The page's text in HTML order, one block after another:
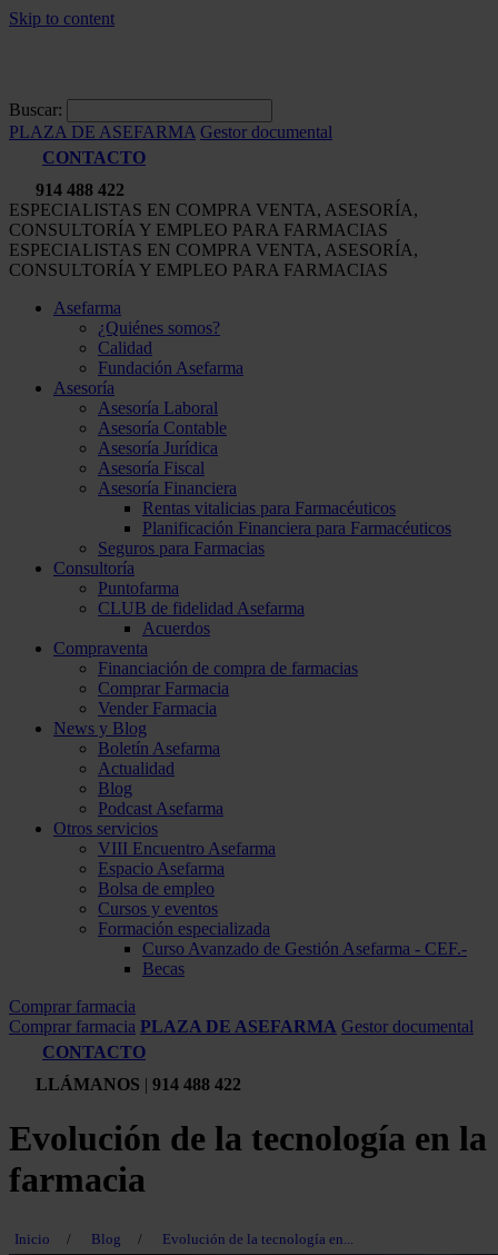
Skip to content
Buscar:
PLAZA DE ASEFARMA Gestor documental
CONTACTO
914 488 422
ESPECIALISTAS EN COMPRA VENTA, ASESORÍA,
CONSULTORÍA Y EMPLEO PARA FARMACIAS
ESPECIALISTAS EN COMPRA VENTA, ASESORÍA,
CONSULTORÍA Y EMPLEO PARA FARMACIAS
Asefarma
¿Quiénes somos?
Calidad
Fundación Asefarma
Asesoría
Asesoría Laboral
Asesoría Contable
Asesoría Jurídica
Asesoría Fiscal
Asesoría Financiera
Rentas vitalicias para Farmacéuticos
Planificación Financiera para Farmacéuticos
Seguros para Farmacias
Consultoría
Puntofarma
CLUB de fidelidad Asefarma
Acuerdos
Compraventa
Financiación de compra de farmacias
Comprar Farmacia
Vender Farmacia
News y Blog
Boletín Asefarma
Actualidad
Blog
Podcast Asefarma
Otros servicios
VIII Encuentro Asefarma
Espacio Asefarma
Bolsa de empleo
Cursos y eventos
Formación especializada
Curso Avanzado de Gestión Asefarma - CEF.-
Becas
Comprar farmacia
Comprar farmacia PLAZA DE ASEFARMA Gestor documental
CONTACTO
LLÁMANOS | 914 488 422
Evolución de la tecnología en la
farmacia
Inicio / Blog / Evolución de la tecnología en...